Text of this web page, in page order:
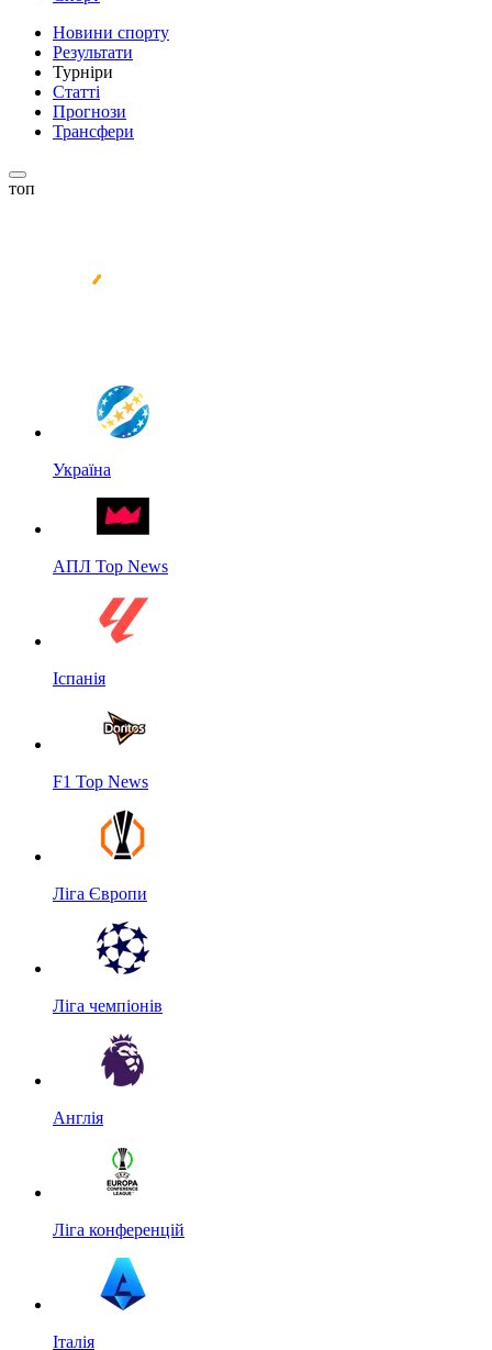
Новини спорту
Результати
Турніри
Статті
Прогнози
Трансфери
топ
Україна
АПЛ Top News
Іспанія
F1 Top News
Ліга Європи
Ліга чемпіонів
Англія
Ліга конференцій
Італія